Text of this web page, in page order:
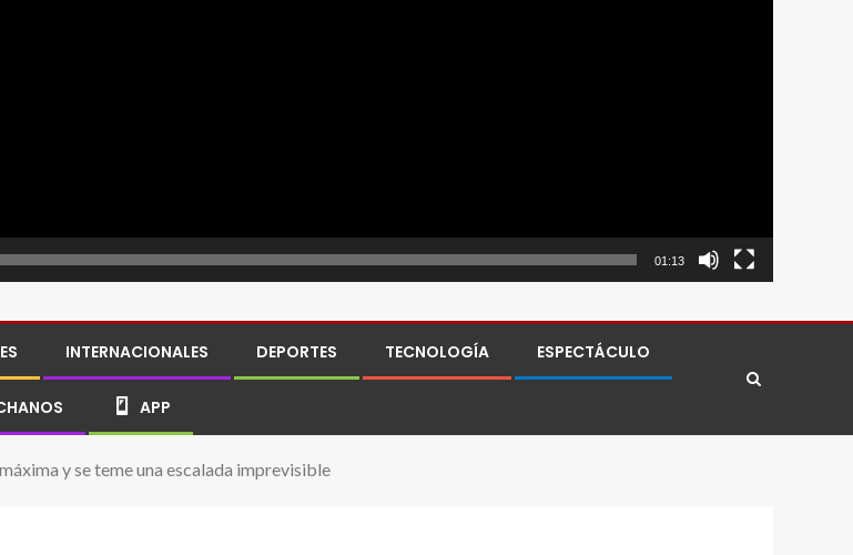
01:13
INTERNACIONALES DEPORTES TECNOLOGÍA ESPECTÁCULO
APP
y se teme una escalada imprevisible